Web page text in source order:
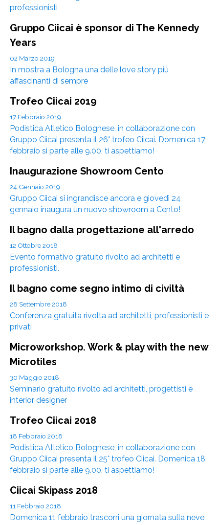
professionisti
Gruppo Ciicai è sponsor di The Kennedy
Years
02 Marzo 2019
In mostra a Bologna una delle love story più
affascinanti di sempre
Trofeo Ciicai 2019
17 Febbraio 2019
Podistica Atletico Bolognese, in collaborazione con
Gruppo Ciicai presenta il 26° trofeo Ciicai. Domenica 17
febbraio si parte alle 9.00, ti aspettiamo!
Inaugurazione Showroom Cento
24 Gennaio 2019
Gruppo Ciicai si ingrandisce ancora e giovedì 24
gennaio inaugura un nuovo showroom a Cento!
Il bagno dalla progettazione all'arredo
12 Ottobre 2018
Evento formativo gratuito rivolto ad architetti e
professionisti.
Il bagno come segno intimo di civiltà
28 Settembre 2018
Conferenza gratuita rivolta ad architetti, professionisti e
privati
Microworkshop. Work & play with the new
Microtiles
30 Maggio 2018
Seminario gratuito rivolto ad architetti, progettisti e
interior designer
Trofeo Ciicai 2018
18 Febbraio 2018
Podistica Atletico Bolognese, in collaborazione con
Gruppo Ciicai presenta il 25° trofeo Ciicai. Domenica 18
febbraio si parte alle 9.00, ti aspettiamo!
Ciicai Skipass 2018
11 Febbraio 2018
Domenica 11 febbraio trascorri una giornata sulla neve